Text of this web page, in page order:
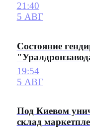
21:40
5 АВГ
Состояние
19:54
5 АВГ
Под Киевом
склад